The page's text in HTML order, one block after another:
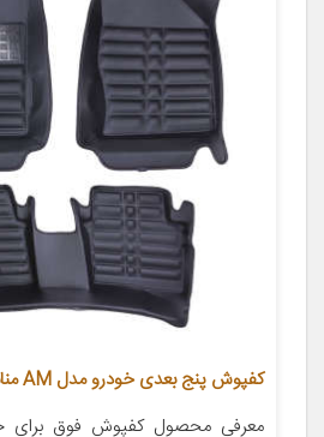
کفپوش پنج بعدی خودرو مدل AM مناسب برای آریو Z300